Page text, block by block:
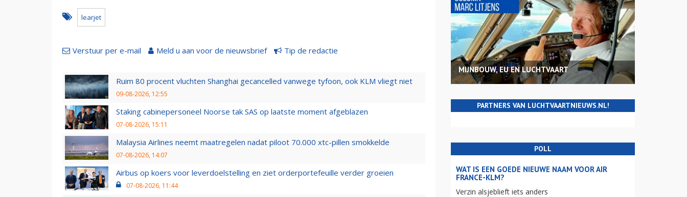
learjet
Verstuur per e-mail Meld u aan voor de nieuwsbrief Tip de redactie
Ruim 80 procent vluchten Shanghai gecancelled vanwege tyfoon, ook KLM vliegt niet
09-08-2026, 12:55
Staking cabinepersoneel Noorse tak SAS op laatste moment afgeblazen
07-08-2026, 15:11
Malaysia Airlines neemt maatregelen nadat piloot 70.000 xtc-pillen smokkelde
07-08-2026, 14:07
Airbus op koers voor leverdoelstelling en ziet orderportefeuille verder groeien
07-08-2026, 11:44
MIJNBOUW, EU EN LUCHTVAART
PARTNERS VAN LUCHTVAARTNIEUWS.NL!
POLL
WAT IS EEN GOEDE NIEUWE NAAM VOOR AIR
FRANCE-KLM?
Verzin alsjeblieft iets anders